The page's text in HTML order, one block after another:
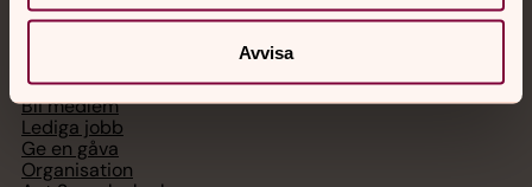
Avvisa
Svenska kyrkan
Hitta församling
Bli medlem
Lediga jobb
Ge en gåva
Organisation